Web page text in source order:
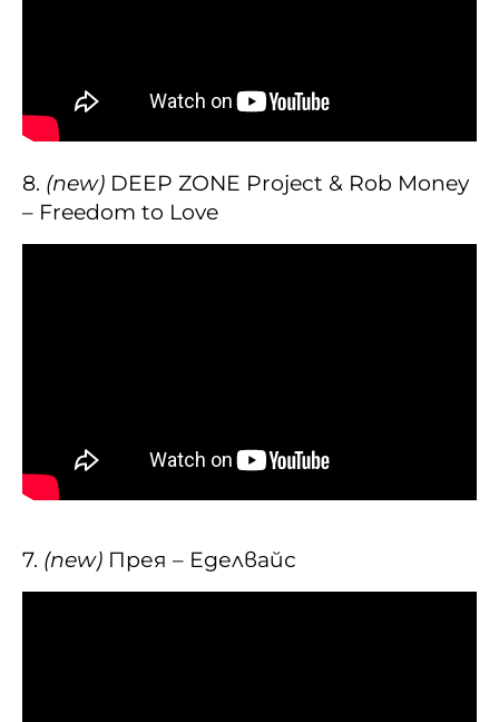
8. (new) DEEP ZONE Project & Rob Money
– Freedom to Love
7. (new) Прея – Еделвайс